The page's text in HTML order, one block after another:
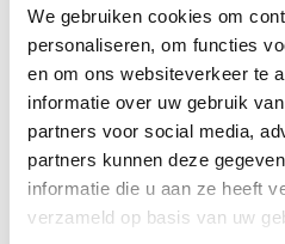
We gebruiken cookies om
personaliseren, om functies
en om ons websiteverkeer te
informatie over uw gebruik
partners voor social media,
partners kunnen deze
informatie die u aan ze heeft
verzameld op basis van uw
Zit Sta Kruk Rovo Solo 3810